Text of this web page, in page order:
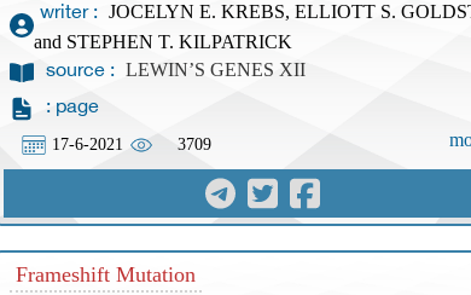
writer : JOCELYN E. KREBS, ELLIOTT S.
and STEPHEN T. KILPATRICK
source : LEWIN’S GENES XII
page :
17-6-2021 3709
Frameshift Mutation